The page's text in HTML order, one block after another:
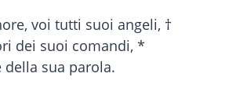
voi tutti suoi angeli, †
dei suoi comandi, *
sua parola.